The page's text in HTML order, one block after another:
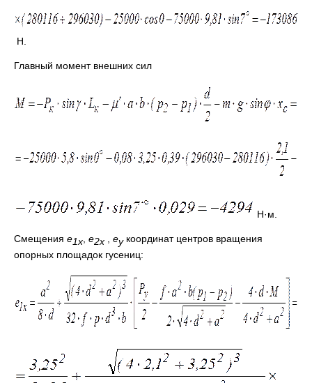
Н.
Главный момент внешних сил
Н·м.
Смещения e1x e2x ey координат центров вращения
опорных площадок гусениц: